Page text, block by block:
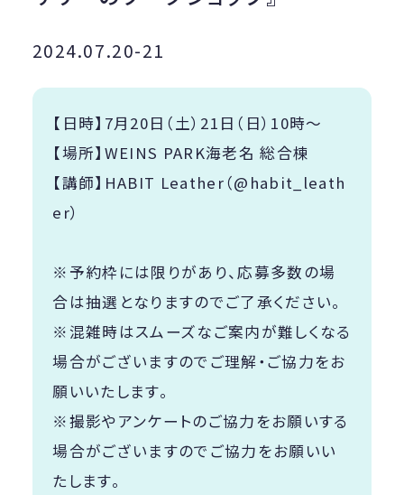
2024.07.20-21
【日時】7月20日（土）21日（日）10時〜
【場所】WEINS PARK海老名 総合棟
【講師】HABIT Leather（@habit_leath
er）
※予約枠には限りがあり、応募多数の場
合は抽選となりますのでご了承ください。
※混雑時はスムーズなご案内が難しくなる
場合がございますのでご理解・ご協力をお
願いいたします。
※撮影やアンケートのご協力をお願いする
場合がございますのでご協力をお願いい
たします。